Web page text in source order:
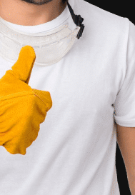
Suyu
Yapmıyor
boşaltıyor ama
ciddi bir arıza gibi
kaynaklanabilir.
ama sıkma
ve çözüm